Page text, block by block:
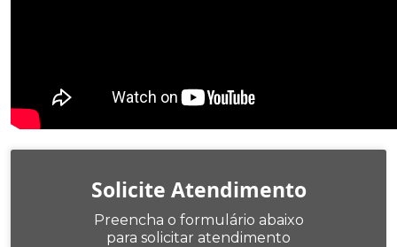
Solicite Atendimento
Preencha o formulário abaixo
para solicitar atendimento